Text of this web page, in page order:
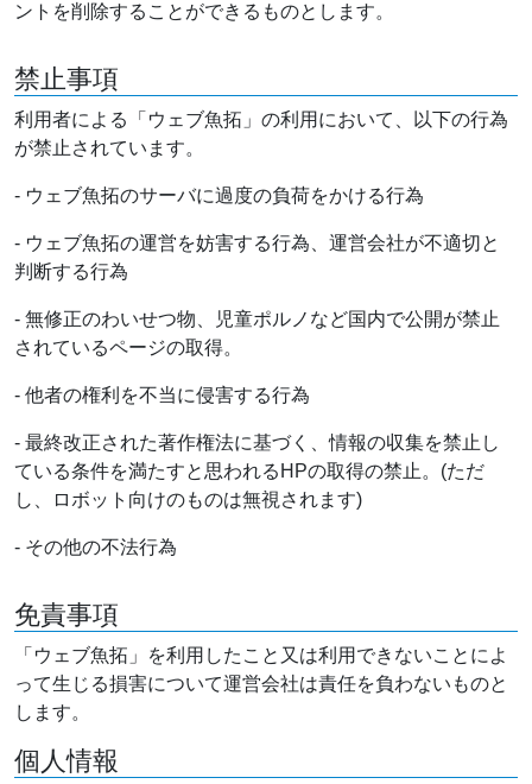
ントを削除することができるものとします。
禁止事項
利用者による「ウェブ魚拓」の利用において、以下の行為
が禁止されています。
- ウェブ魚拓のサーバに過度の負荷をかける行為
- ウェブ魚拓の運営を妨害する行為、運営会社が不適切と
判断する行為
- 無修正のわいせつ物、児童ポルノなど国内で公開が禁止
されているページの取得。
- 他者の権利を不当に侵害する行為
- 最終改正された著作権法に基づく、情報の収集を禁止し
ている条件を満たすと思われるHPの取得の禁止。(ただ
し、ロボット向けのものは無視されます)
- その他の不法行為
免責事項
「ウェブ魚拓」を利用したこと又は利用できないことによ
って生じる損害について運営会社は責任を負わないものと
します。
個人情報